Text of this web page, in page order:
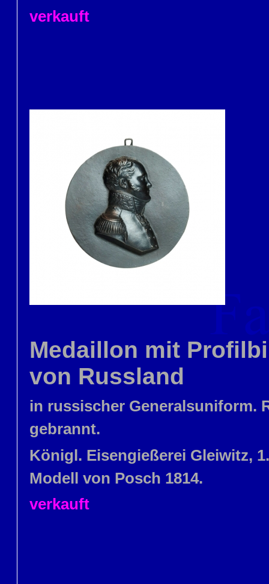
verkauft
Medaillon mit
von Russland
in russischer Generalsuniform.
gebrannt.
Königl. Eisengießerei Gleiwitz,
Modell von Posch 1814.
verkauft